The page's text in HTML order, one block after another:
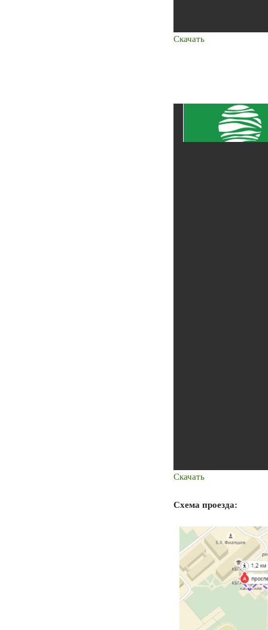
Скачать
Скачать
Схема проезда: